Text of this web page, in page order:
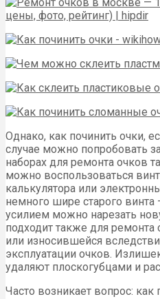
Однако, как починить очки,
случае можно попробовать
наборах для ремонта очков
можно воспользоваться
калькулятора или
немного шире старого
усилием можно нарезать
подходит также для ремонта
или износившейся
эксплуатации очков.
удаляют плоскогубцами и
Часто возникает вопрос: